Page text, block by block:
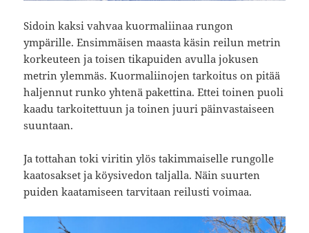
Sidoin kaksi vahvaa kuormaliinaa rungon
ympärille. Ensimmäisen maasta käsin reilun metrin
korkeuteen ja toisen tikapuiden avulla jokusen
metrin ylemmäs. Kuormaliinojen tarkoitus on pitää
haljennut runko yhtenä pakettina. Ettei toinen puoli
kaadu tarkoitettuun ja toinen juuri päinvastaiseen
suuntaan.
Ja tottahan toki viritin ylös takimmaiselle rungolle
kaatosakset ja köysivedon taljalla. Näin suurten
puiden kaatamiseen tarvitaan reilusti voimaa.